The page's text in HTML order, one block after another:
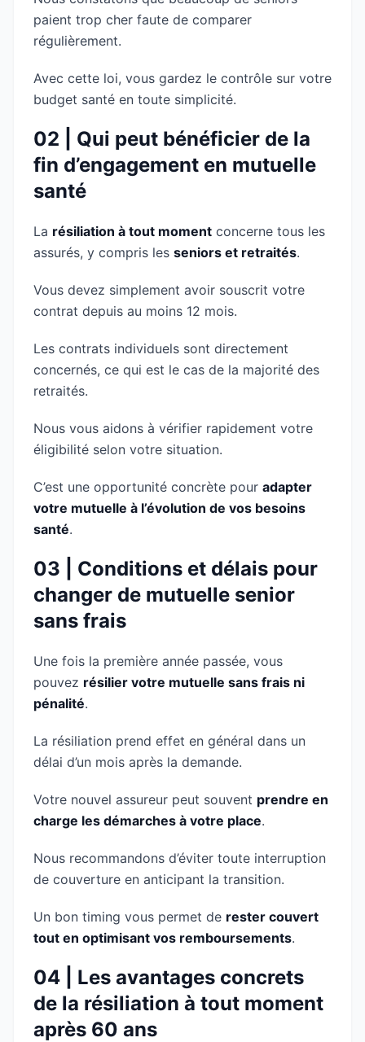
paient trop cher faute de comparer
régulièrement.
Avec cette loi, vous gardez le contrôle sur votre
budget santé en toute simplicité.
02 | Qui peut bénéficier de la
fin d’engagement en mutuelle
santé
La résiliation à tout moment concerne tous les
assurés, y compris les seniors et retraités.
Vous devez simplement avoir souscrit votre
contrat depuis au moins 12 mois.
Les contrats individuels sont directement
concernés, ce qui est le cas de la majorité des
retraités.
Nous vous aidons à vérifier rapidement votre
éligibilité selon votre situation.
C’est une opportunité concrète pour adapter
votre mutuelle à l’évolution de vos besoins
santé.
03 | Conditions et délais pour
changer de mutuelle senior
sans frais
Une fois la première année passée, vous
pouvez résilier votre mutuelle sans frais ni
pénalité.
La résiliation prend effet en général dans un
délai d’un mois après la demande.
Votre nouvel assureur peut souvent prendre en
charge les démarches à votre place.
Nous recommandons d’éviter toute interruption
de couverture en anticipant la transition.
Un bon timing vous permet de rester couvert
tout en optimisant vos remboursements.
04 | Les avantages concrets
de la résiliation à tout moment
après 60 ans